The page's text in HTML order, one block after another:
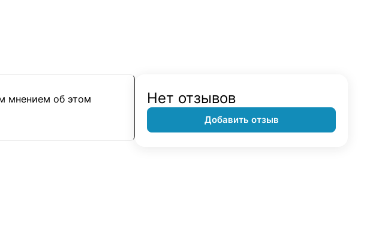
мнением об этом
Нет отзывов
Добавить отзыв